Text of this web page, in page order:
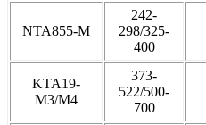
NTA855-M
242-
298/325-
400
KTA19-
M3/M4
373-
522/500-
700